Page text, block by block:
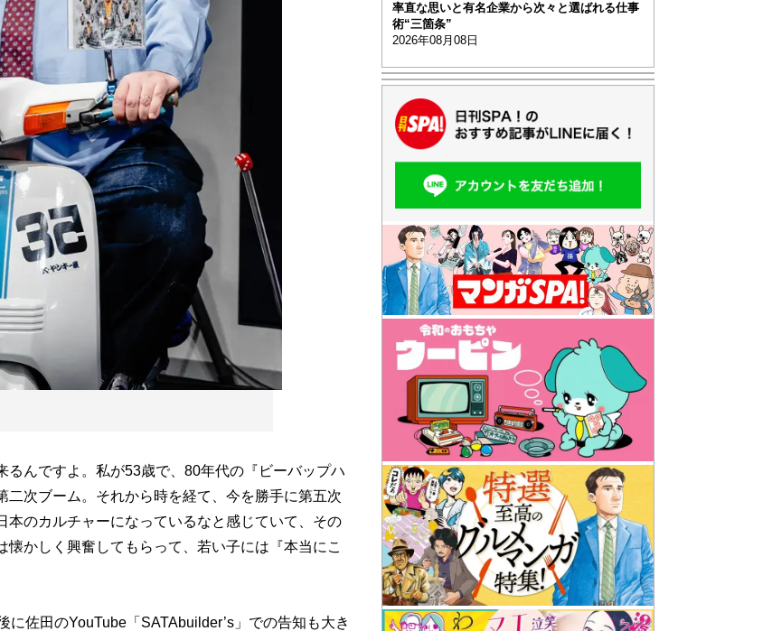
んですよ。私が53歳で、80年代の『ビーバップハ
次ブーム。それから時を経て、今を勝手に第五次
のカルチャーになっているなと感じていて、その
かしく興奮してもらって、若い子には『本当にこ
佐田のYouTube「SATAbuilder’s」での告知も大き
率直な思いと有名企業から次々と選ばれる仕事
術“三箇条”
2026年08月08日